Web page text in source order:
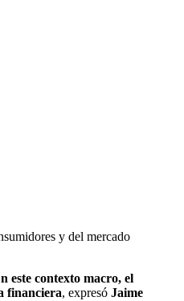
y del mercado
este contexto macro, el
financiera, expresó Jaime